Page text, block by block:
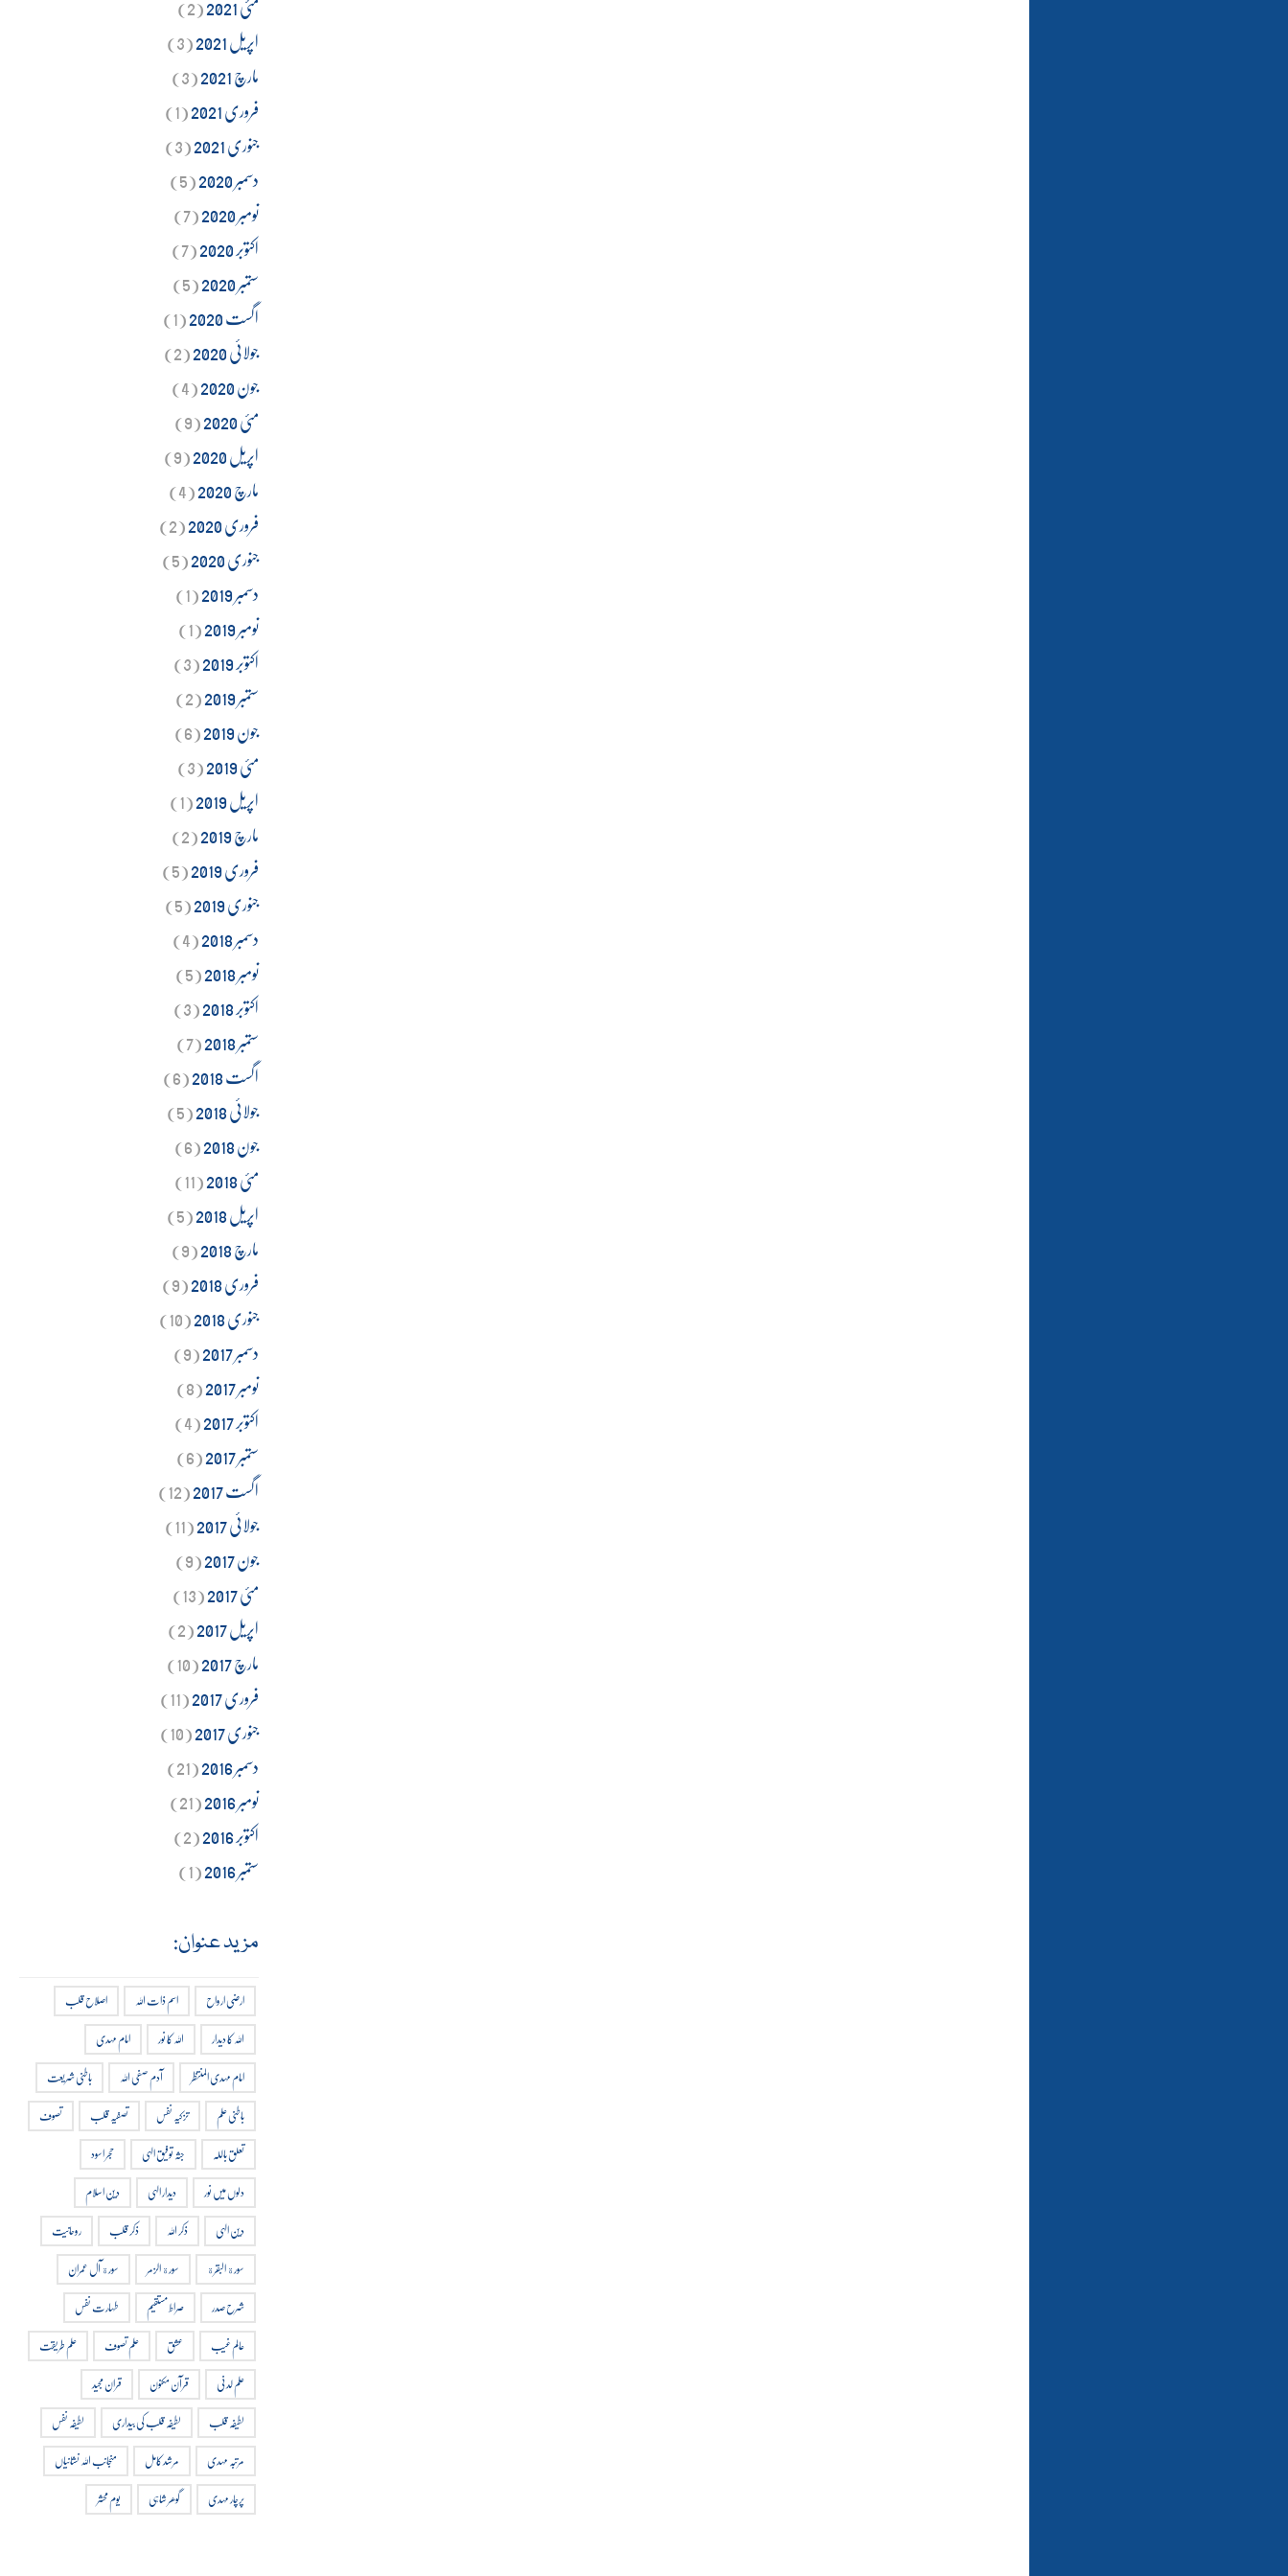
اپریل 2021
(3)
مارچ 2021
(3)
فروری 2021
(1)
جنوری 2021
(3)
دسمبر 2020
(5)
نومبر 2020
(7)
اکتوبر 2020
(7)
ستمبر 2020
(5)
اگست 2020
(1)
جولائی 2020
(2)
جون 2020
(4)
مئی 2020
(9)
اپریل 2020
(9)
مارچ 2020
(4)
فروری 2020
(2)
جنوری 2020
(5)
دسمبر 2019
(1)
نومبر 2019
(1)
اکتوبر 2019
(3)
ستمبر 2019
(2)
جون 2019
(6)
مئی 2019
(3)
اپریل 2019
(1)
مارچ 2019
(2)
فروری 2019
(5)
جنوری 2019
(5)
دسمبر 2018
(4)
نومبر 2018
(5)
اکتوبر 2018
(3)
ستمبر 2018
(7)
اگست 2018
(6)
جولائی 2018
(5)
جون 2018
(6)
مئی 2018
(11)
اپریل 2018
(5)
مارچ 2018
(9)
فروری 2018
(9)
جنوری 2018
(10)
دسمبر 2017
(9)
نومبر 2017
(8)
اکتوبر 2017
(4)
ستمبر 2017
(6)
اگست 2017
(12)
جولائی 2017
(11)
جون 2017
(9)
مئی 2017
(13)
اپریل 2017
(2)
مارچ 2017
(10)
فروری 2017
(11)
جنوری 2017
(10)
دسمبر 2016
(21)
نومبر 2016
(21)
اکتوبر 2016
(2)
ستمبر 2016
(1)
مزید عنوان:
ارضی ارواح اسم ذات اللہ
اصلاح قلب
اللہ کا دیدار
اللہ کا نور
امام مہدی
امام مہدی المنتظر
آدم صفی اللہ
باطنی شریعت
باطنی علم
تزکیہ نفس تصفیہ قلب
تصوف
تعلق باللہ
جثہ توفیق الہی
حجر اسود
دلوں میں نور
دیدار الہی
دین اسلام
دین الہی
ذکر اللہ ذکر قلب
روحانیت
سورة البقرة
سورة الزمر
سورة آل عمران
شرح صدر
صراط مستقیم
طہارت نفس
عالم غیب
عشق علم تصوف
علم طریقت
علم لدنی
قرآن مکنون
قران مجید
لطیفہ قلب
لطیفہ قلب کی بیداری
لطیفہ نفس
مرتبہ مہدی
مرشد کامل
منجانب اللہ نشانیاں
پرچار مہدی
گوھر شاہی یوم محشر